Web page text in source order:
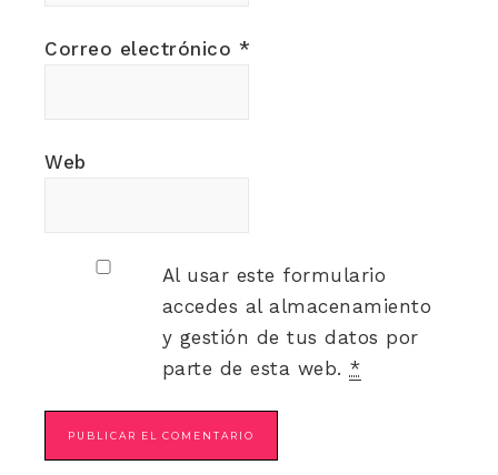
Correo electrónico *
Web
Al usar este formulario
accedes al almacenamiento
y gestión de tus datos por
parte de esta web. *